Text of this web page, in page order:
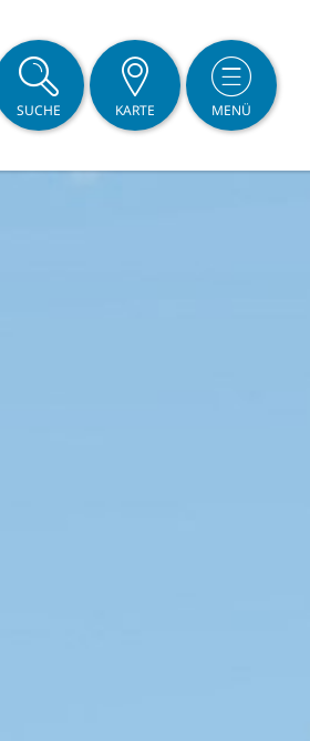
SUCHE KARTE MENÜ